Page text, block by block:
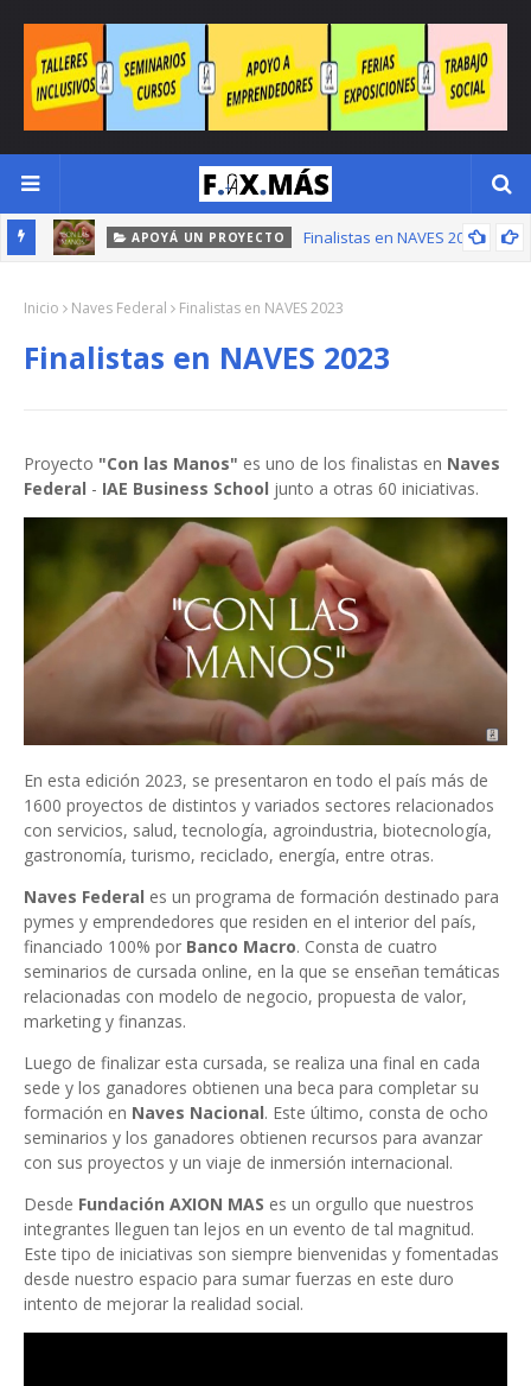
APOYÁ UN PROYECTO Finalistas en NAVES 2023
Inicio Naves Federal Finalistas en NAVES 2023
Finalistas en NAVES 2023
Proyecto "Con las Manos" es uno de los finalistas en Naves
Federal - IAE Business School junto a otras 60 iniciativas.
En esta edición 2023, se presentaron en todo el país más de
1600 proyectos de distintos y variados sectores relacionados
con servicios, salud, tecnología, agroindustria, biotecnología,
gastronomía, turismo, reciclado, energía, entre otras.
Naves Federal es un programa de formación destinado para
pymes y emprendedores que residen en el interior del país,
financiado 100% por Banco Macro. Consta de cuatro
seminarios de cursada online, en la que se enseñan temáticas
relacionadas con modelo de negocio, propuesta de valor,
marketing y finanzas.
Luego de finalizar esta cursada, se realiza una final en cada
sede y los ganadores obtienen una beca para completar su
formación en Naves Nacional. Este último, consta de ocho
seminarios y los ganadores obtienen recursos para avanzar
con sus proyectos y un viaje de inmersión internacional.
Desde Fundación AXION MAS es un orgullo que nuestros
integrantes lleguen tan lejos en un evento de tal magnitud.
Este tipo de iniciativas son siempre bienvenidas y fomentadas
desde nuestro espacio para sumar fuerzas en este duro
intento de mejorar la realidad social.